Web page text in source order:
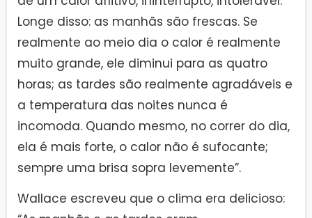
Longe disso: as manhãs são frescas. Se
realmente ao meio dia o calor é realmente
muito grande, ele diminui para as quatro
horas; as tardes são realmente agradáveis e
a temperatura das noites nunca é
incomoda. Quando mesmo, no correr do dia,
ela é mais forte, o calor não é sufocante;
sempre uma brisa sopra levemente”.
Wallace escreveu que o clima era delicioso: